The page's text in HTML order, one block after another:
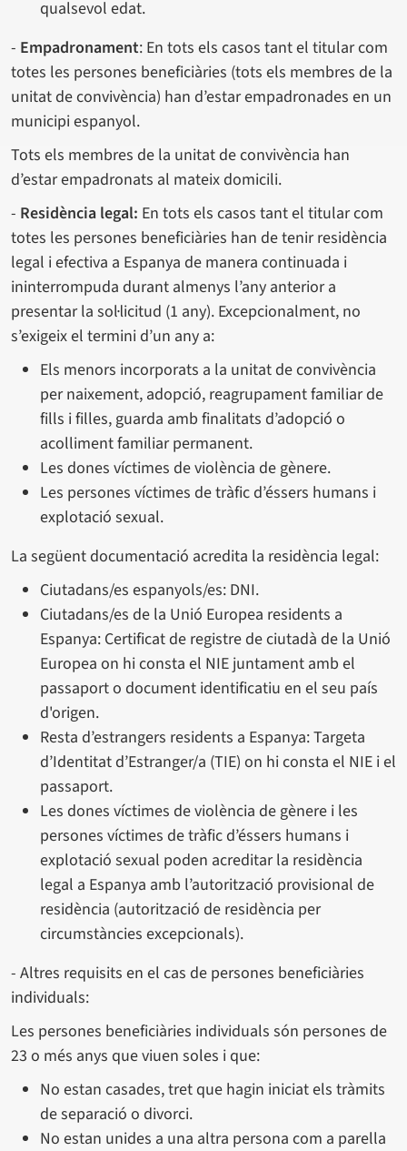
qualsevol edat.
- Empadronament: En tots els casos tant el titular com
totes les persones beneficiàries (tots els membres de la
unitat de convivència) han d’estar empadronades en un
municipi espanyol.
Tots els membres de la unitat de convivència han
d’estar empadronats al mateix domicili.
- Residència legal: En tots els casos tant el titular com
totes les persones beneficiàries han de tenir residència
legal i efectiva a Espanya de manera continuada i
ininterrompuda durant almenys l’any anterior a
presentar la sol·licitud (1 any). Excepcionalment, no
s’exigeix el termini d’un any a:
Els menors incorporats a la unitat de convivència
per naixement, adopció, reagrupament familiar de
fills i filles, guarda amb finalitats d’adopció o
acolliment familiar permanent.
Les dones víctimes de violència de gènere.
Les persones víctimes de tràfic d’éssers humans i
explotació sexual.
La següent documentació acredita la residència legal:
Ciutadans/es espanyols/es: DNI.
Ciutadans/es de la Unió Europea residents a
Espanya: Certificat de registre de ciutadà de la Unió
Europea on hi consta el NIE juntament amb el
passaport o document identificatiu en el seu país
d'origen.
Resta d’estrangers residents a Espanya: Targeta
d’Identitat d’Estranger/a (TIE) on hi consta el NIE i el
passaport.
Les dones víctimes de violència de gènere i les
persones víctimes de tràfic d’éssers humans i
explotació sexual poden acreditar la residència
legal a Espanya amb l’autorització provisional de
residència (autorització de residència per
circumstàncies excepcionals).
- Altres requisits en el cas de persones beneficiàries
individuals:
Les persones beneficiàries individuals són persones de
23 o més anys que viuen soles i que:
No estan casades, tret que hagin iniciat els tràmits
de separació o divorci.
No estan unides a una altra persona com a parella